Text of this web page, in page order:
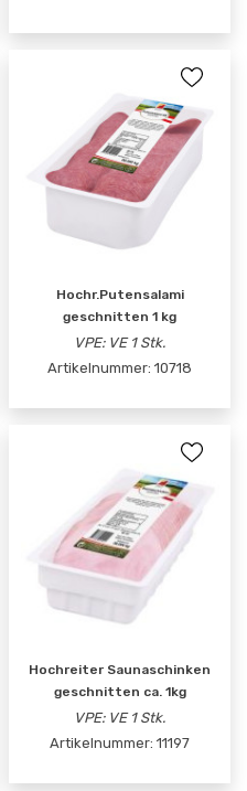
Hochr.Putensalami
geschnitten 1 kg
VPE: VE 1 Stk.
Artikelnummer: 10718
Hochreiter Saunaschinken
geschnitten ca. 1kg
VPE: VE 1 Stk.
Artikelnummer: 11197